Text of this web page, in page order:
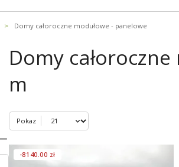
Domy całoroczne modułowe - panelowe
Domy
m
Pokaz
-8140.00 zł